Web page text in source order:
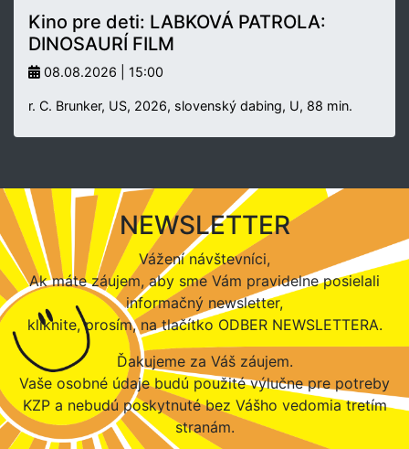
Kino pre deti: LABKOVÁ PATROLA:
DINOSAURÍ FILM
08.08.2026 | 15:00
r. C. Brunker, US, 2026, slovenský dabing, U, 88 min.
NEWSLETTER
Vážení návštevníci,
Ak máte záujem, aby sme Vám pravidelne posielali
informačný newsletter,
kliknite, prosím, na tlačítko ODBER NEWSLETTERA.
Ďakujeme za Váš záujem.
Vaše osobné údaje budú použité výlučne pre potreby
KZP a nebudú poskytnuté bez Vášho vedomia tretím
stranám.